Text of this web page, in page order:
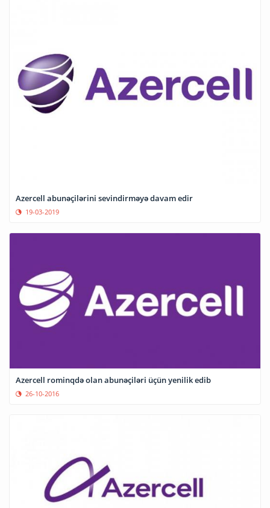
Azercell abunəçilərini sevindirməyə davam edir
19-03-2019
Azercell rominqdə olan abunəçiləri üçün yenilik edib
26-10-2016